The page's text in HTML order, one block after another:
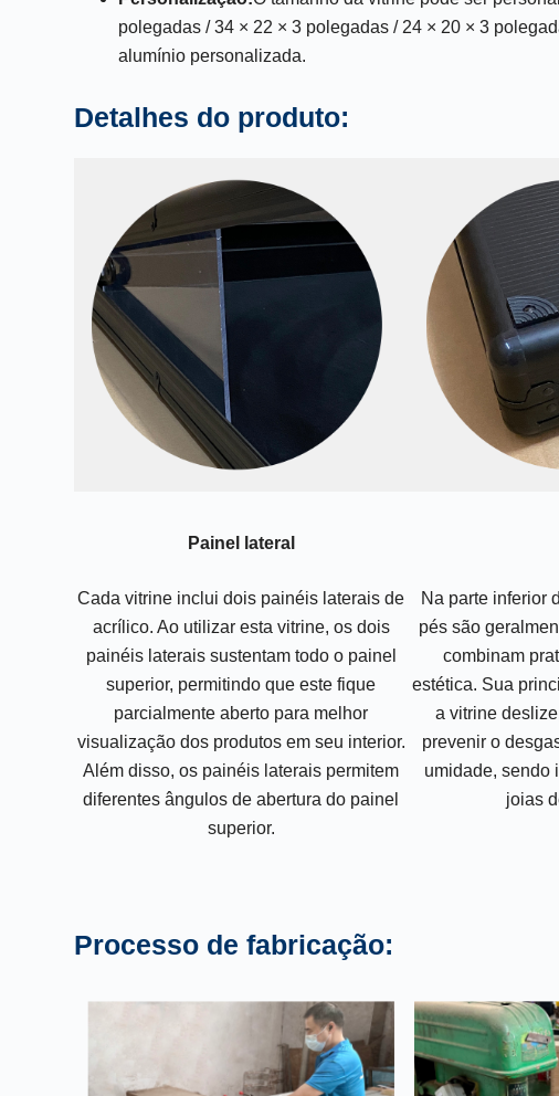
polegadas / 34 × 22 × 3 polegadas / 24 × 20 × 3
alumínio personalizada.
Detalhes do produto:
Painel lateral
Cada vitrine inclui dois painéis laterais de
acrílico. Ao utilizar esta vitrine, os dois
painéis laterais sustentam todo o painel
superior, permitindo que este fique
parcialmente aberto para melhor
visualização dos produtos em seu interior.
Além disso, os painéis laterais permitem
diferentes ângulos de abertura do painel
superior.
Na parte inferior
pés são
combinam
estética. Sua
a vitrine
prevenir o
umidade, sendo
joias
Processo de fabricação: